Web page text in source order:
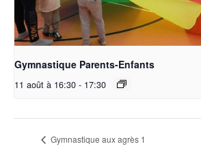
Gymnastique Parents-Enfants
11 août à 16:30 - 17:30
Gymnastique aux agrès 1